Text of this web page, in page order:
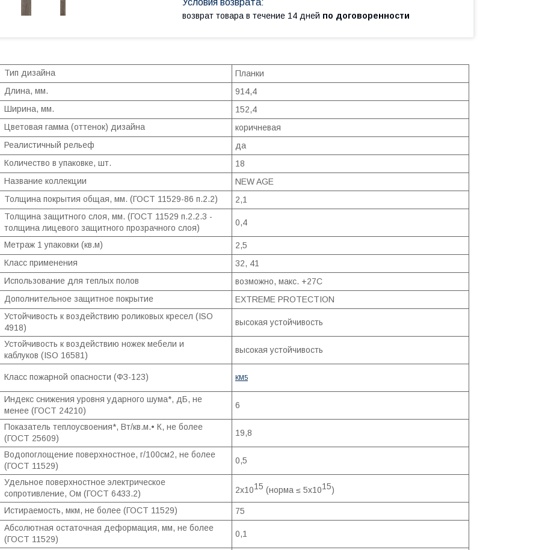
возврат товара в течение 14 дней по договоренности
Тип дизайна
Планки
Длина, мм.
914,4
Ширина, мм.
152,4
Цветовая гамма (оттенок) дизайна
коричневая
Реалистичный рельеф
да
Количество в упаковке, шт.
18
Название коллекции
NEW AGE
Толщина покрытия общая, мм. (ГОСТ 11529-86 п.2.2)
2,1
Толщина защитного слоя, мм. (ГОСТ 11529 п.2.2.3 -
толщина лицевого защитного прозрачного слоя)
0,4
Метраж 1 упаковки (кв.м)
2,5
Класс применения
32, 41
Использование для теплых полов
возможно, макс. +27С
Дополнительное защитное покрытие
EXTREME PROTECTION
Устойчивость к воздействию роликовых кресел (ISO
4918)
высокая устойчивость
Устойчивость к воздействию ножек мебели и
каблуков (ISO 16581)
высокая устойчивость
Класс пожарной опасности (ФЗ-123) КМ5
Индекс снижения уровня ударного шума*, дБ, не
менее (ГОСТ 24210)
6
Показатель теплоусвоения*, Вт/кв.м.• К, не более
(ГОСТ 25609)
19,8
Водопоглощение поверхностное, г/100см2, не более
(ГОСТ 11529)
0,5
Удельное поверхностное электрическое
сопротивление, Ом (ГОСТ 6433.2)
2x1015 (норма ≤ 5x1015)
Истираемость, мкм, не более (ГОСТ 11529)
75
Абсолютная остаточная деформация, мм, не более
(ГОСТ 11529)
0,1